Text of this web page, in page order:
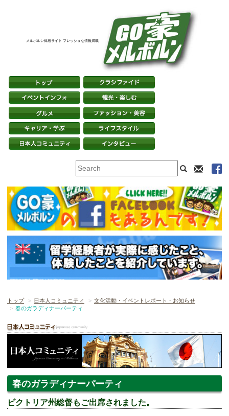
メルボルン体感サイト フレッシュな情報満載
トップ 日本人コミュニティ
文化活動・イベントレポート・お知らせ
春のガラディナーパーティ
春のガラディナーパーティ
ビクトリア州総督もご出席されました。